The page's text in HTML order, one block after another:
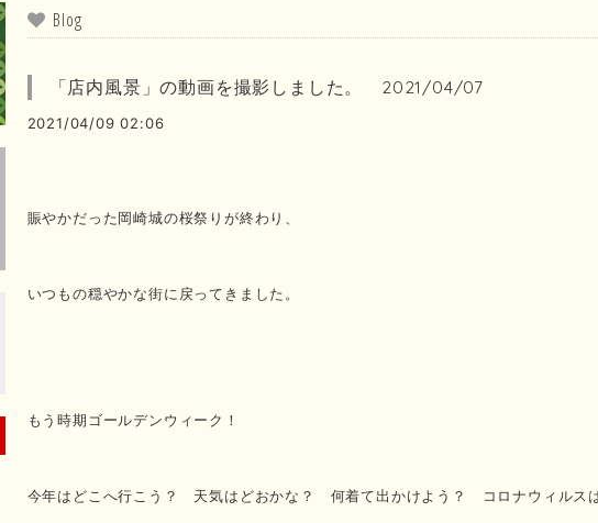
Blog
「店内風景」の動画を撮影しました。 2021/04/07
2021/04/09 02:06
賑やかだった岡崎城の桜祭りが終わり、
いつもの穏やかな街に戻ってきました。
もう時期ゴールデンウィーク！
今年はどこへ行こう？ 天気はどおかな？ 何着て出かけよう？ コロナウィルス